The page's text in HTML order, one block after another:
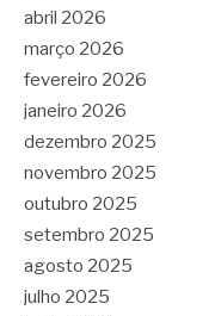
abril 2026
março 2026
fevereiro 2026
janeiro 2026
dezembro 2025
novembro 2025
outubro 2025
setembro 2025
agosto 2025
julho 2025